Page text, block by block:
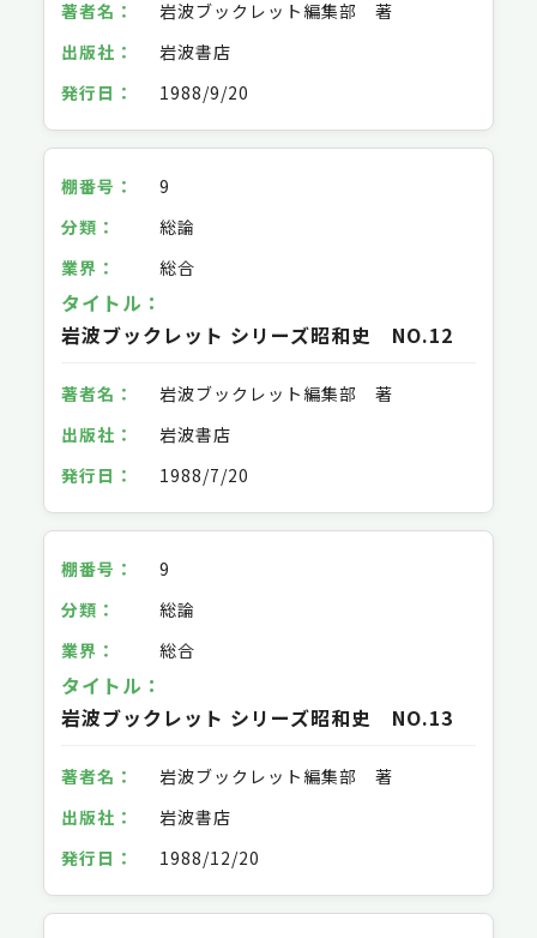
岩波ブックレット編集部 著
岩波書店
1988/9/20
9
総論
総合
岩波ブックレット シリーズ昭和史 NO.12
岩波ブックレット編集部 著
岩波書店
1988/7/20
9
総論
総合
岩波ブックレット シリーズ昭和史 NO.13
岩波ブックレット編集部 著
岩波書店
1988/12/20